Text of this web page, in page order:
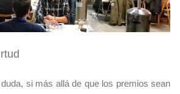
si más allá de que los premios sean